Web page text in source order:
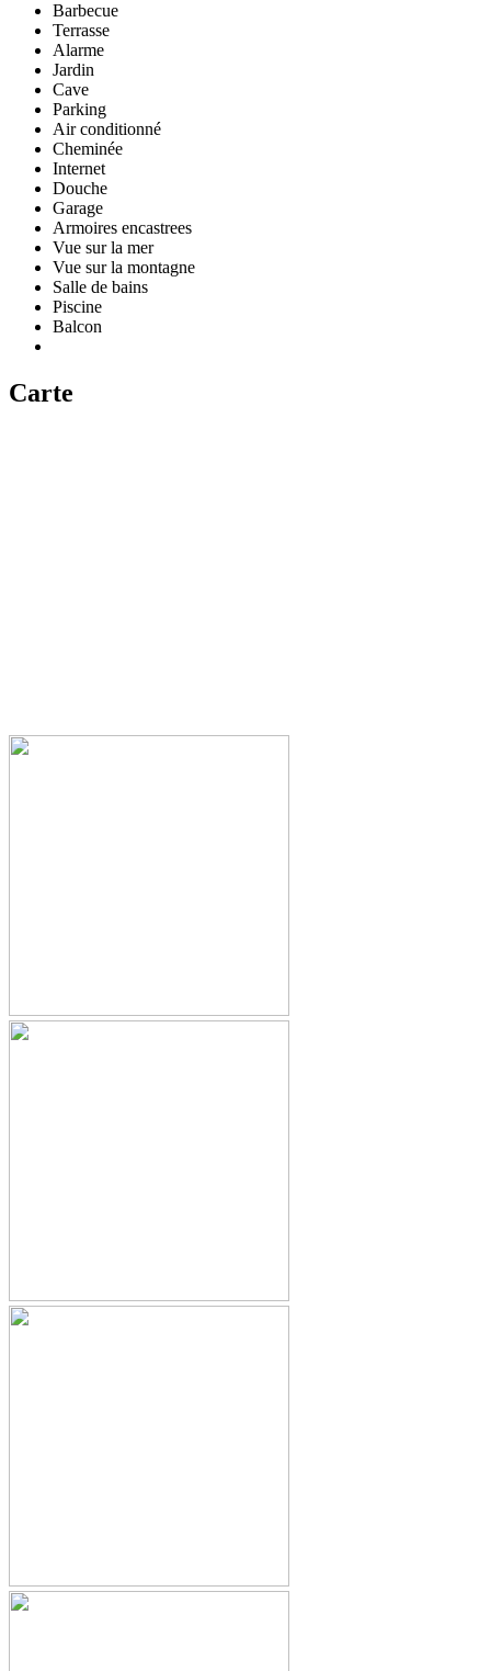
Barbecue
Terrasse
Alarme
Jardin
Cave
Parking
Air conditionné
Cheminée
Internet
Douche
Garage
Armoires encastrees
Vue sur la mer
Vue sur la montagne
Salle de bains
Piscine
Balcon
Carte